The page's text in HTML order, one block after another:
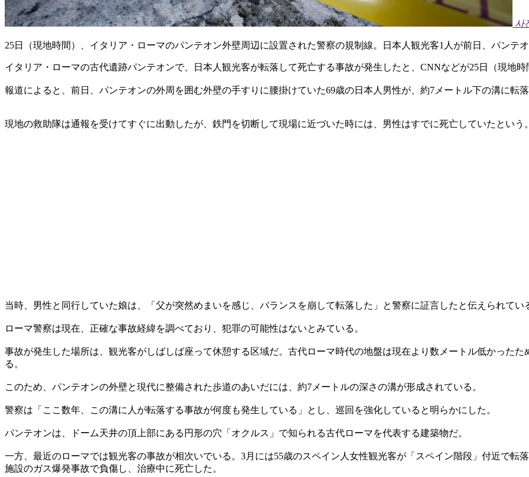
사
25日（現地時間）、イタリア・ローマのパンテオン外壁周辺に設置された警察の規制線。日本人観光客1人が前日、パンテ
イタリア・ローマの古代遺跡パンテオンで、日本人観光客が転落して死亡する事故が発生したと、CNNなどが25日（現地時
報道によると、前日、パンテオンの外周を囲む外壁の手すりに腰掛けていた69歳の日本人男性が、約7メートル下の溝に転落
現地の救助隊は通報を受けてすぐに出動したが、鉄門を切断して現場に近づいた時には、男性はすでに死亡していたという。
当時、男性と同行していた娘は、「父が突然めまいを感じ、バランスを崩して転落した」と警察に証言したと伝えられてい
ローマ警察は現在、正確な事故経緯を調べており、犯罪の可能性はないとみている。
事故が発生した場所は、観光客がしばしば座って休憩する区域だ。古代ローマ時代の地盤は現在より数メートル低かった
る。
このため、パンテオンの外壁と現代に整備された歩道のあいだには、約7メートルの深さの溝が形成されている。
警察は「ここ数年、この溝に人が転落する事故が何度も発生している」とし、巡回を強化していると明らかにした。
パンテオンは、ドーム天井の頂上部にある円形の穴「オクルス」で知られる古代ローマを代表する建築物だ。
一方、最近のローマでは観光客の事故が相次いでいる。3月には55歳のスペイン人女性観光客が「スペイン階段」付近で転
施設のガス爆発事故で負傷し、治療中に死亡した。